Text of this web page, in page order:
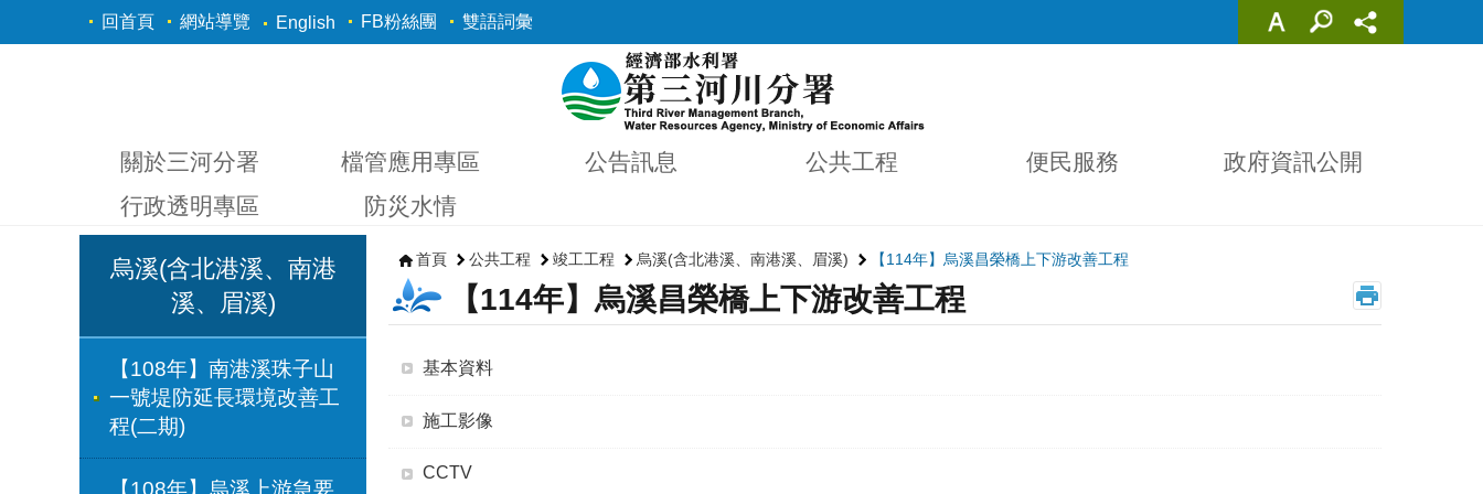
跳到主要內容區塊
回首頁 網站導覽 English FB粉絲團 雙語詞彙
關於三河分署 檔管應用專區 公告訊息 公共工程 便民服務
政府資訊公開
行政透明專區
防災水情
烏溪(含北港溪、南港
溪、眉溪)
【108年】南港溪珠子山
一號堤防延長環境改善工
程(二期)
【108年】烏溪上游急要
首頁 公共工程 竣工工程 烏溪(含北港溪、南港溪、眉溪) 【114年】烏溪昌榮橋上下游改善工程
【114年】烏溪昌榮橋上下游改善工程
基本資料
施工影像
CCTV